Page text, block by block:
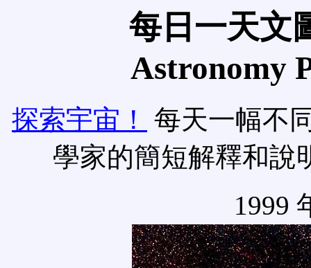
每日一天文
Astronomy
探索宇宙！
每天一幅不
學家的簡短解釋和說
1999